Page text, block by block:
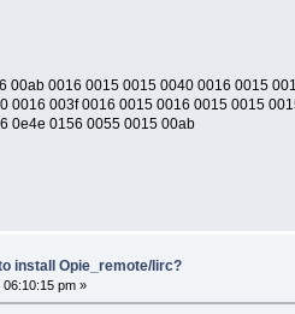
00ab 0016 0015 0015 0040 0016 0015
0016 003f 0016 0015 0016 0015 0015
0e4e 0156 0055 0015 00ab
install Opie_remote/lirc?
pm »